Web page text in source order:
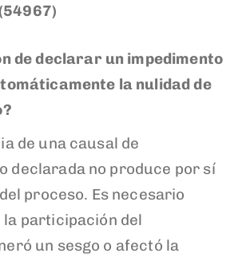
de declarar un impedimento
la nulidad de
de una causal de
declarada no produce por sí
proceso. Es necesario
participación del
un sesgo o afectó la